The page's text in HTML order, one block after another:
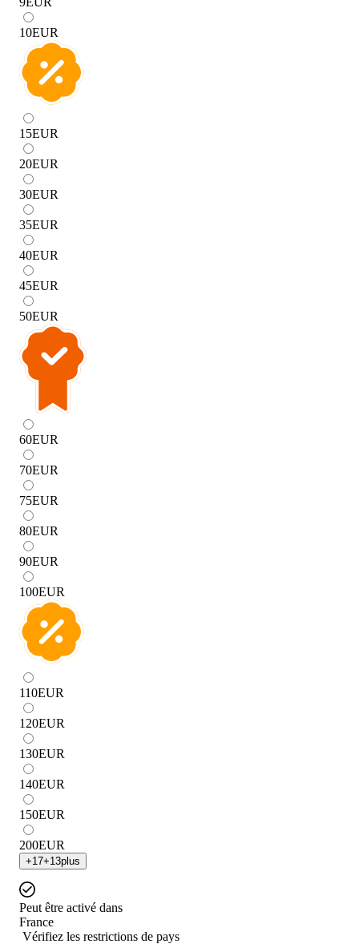
10EUR
15EUR
20EUR
30EUR
35EUR
40EUR
45EUR
50EUR
60EUR
70EUR
75EUR
80EUR
90EUR
100EUR
110EUR
120EUR
130EUR
140EUR
150EUR
200EUR
+17+13plus
Peut être activé dans
France
Vérifiez les restrictions de pays